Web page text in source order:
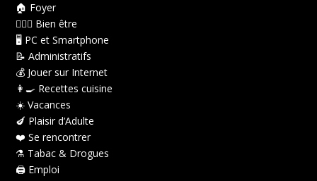
🏠 Foyer
👩🏻‍⚕️ Bien être
🖥️ PC et Smartphone
📝 Administratifs
💰 Jouer sur Internet
👩‍🍳 Recettes cuisine
☀️ Vacances
🍆 Plaisir d’Adulte
❤️ Se rencontrer
⚗️ Tabac & Drogues
🖨️ Emploi